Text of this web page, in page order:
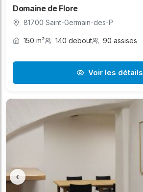
Domaine de Flore
81700 Saint-Germain-des-P
150 m² 140 debout 90 assises
Voir les détails
‹